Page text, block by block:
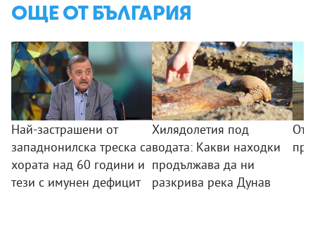
ОЩЕ ОТ БЪЛГАРИЯ
Най-застрашени от
западнонилска треска са
хората над 60 години и
тези с имунен дефицит
Хилядолетия под
водата: Какви находки
продължава да ни
разкрива река Дунав